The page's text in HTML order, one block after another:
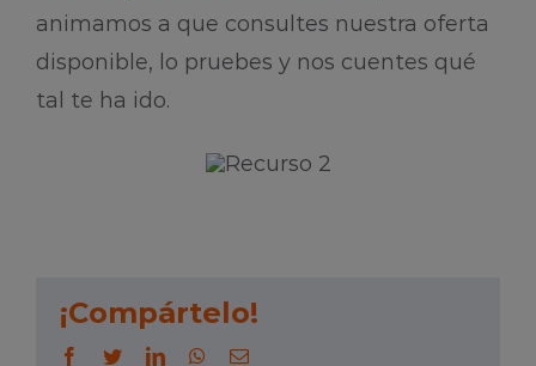
animamos a que consultes nuestra oferta
disponible, lo pruebes y nos cuentes qué
tal te ha ido.
¡Compártelo!
Facebook
TwitterLinkedInWhatsApp
Correo